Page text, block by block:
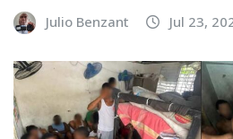
Julio Benzant Jul 23,